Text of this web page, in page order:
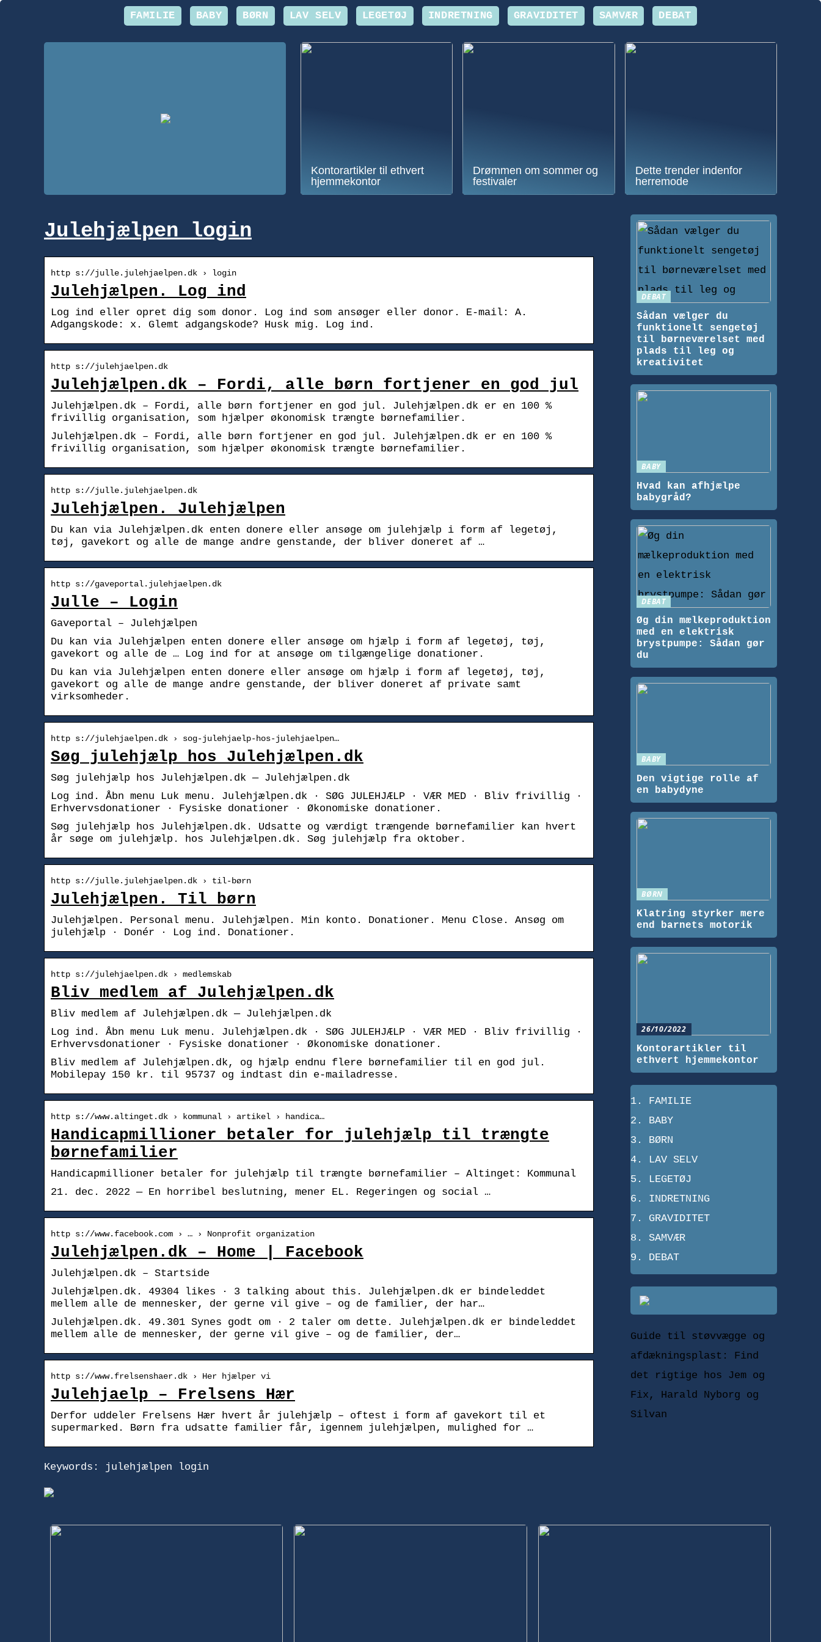
FAMILIE BABY BØRN LAV SELV LEGETØJ INDRETNING GRAVIDITET SAMVÆR DEBAT
Kontorartikler til ethvert
hjemmekontor
Drømmen om sommer og
festivaler
Dette trender indenfor
herremode
Julehjælpen login
http s://julle.julehjaelpen.dk › login
Julehjælpen. Log ind
Log ind eller opret dig som donor. Log ind som ansøger eller donor. E-mail: A.
Adgangskode: x. Glemt adgangskode? Husk mig. Log ind.
http s://julehjaelpen.dk
Julehjælpen.dk – Fordi, alle børn fortjener en god jul
Julehjælpen.dk – Fordi, alle børn fortjener en god jul. Julehjælpen.dk er en 100 %
frivillig organisation, som hjælper økonomisk trængte børnefamilier.
Julehjælpen.dk – Fordi, alle børn fortjener en god jul. Julehjælpen.dk er en 100 %
frivillig organisation, som hjælper økonomisk trængte børnefamilier.
http s://julle.julehjaelpen.dk
Julehjælpen. Julehjælpen
Du kan via Julehjælpen.dk enten donere eller ansøge om julehjælp i form af legetøj,
tøj, gavekort og alle de mange andre genstande, der bliver doneret af …
http s://gaveportal.julehjaelpen.dk
Julle – Login
Gaveportal – Julehjælpen
Du kan via Julehjælpen enten donere eller ansøge om hjælp i form af legetøj, tøj,
gavekort og alle de … Log ind for at ansøge om tilgængelige donationer.
Du kan via Julehjælpen enten donere eller ansøge om hjælp i form af legetøj, tøj,
gavekort og alle de mange andre genstande, der bliver doneret af private samt
virksomheder.
http s://julehjaelpen.dk › sog-julehjaelp-hos-julehjaelpen…
Søg julehjælp hos Julehjælpen.dk
Søg julehjælp hos Julehjælpen.dk — Julehjælpen.dk
Log ind. Åbn menu Luk menu. Julehjælpen.dk · SØG JULEHJÆLP · VÆR MED · Bliv frivillig ·
Erhvervsdonationer · Fysiske donationer · Økonomiske donationer.
Søg julehjælp hos Julehjælpen.dk. Udsatte og værdigt trængende børnefamilier kan hvert
år søge om julehjælp. hos Julehjælpen.dk. Søg julehjælp fra oktober.
http s://julle.julehjaelpen.dk › til-børn
Julehjælpen. Til børn
Julehjælpen. Personal menu. Julehjælpen. Min konto. Donationer. Menu Close. Ansøg om
julehjælp · Donér · Log ind. Donationer.
http s://julehjaelpen.dk › medlemskab
Bliv medlem af Julehjælpen.dk
Bliv medlem af Julehjælpen.dk — Julehjælpen.dk
Log ind. Åbn menu Luk menu. Julehjælpen.dk · SØG JULEHJÆLP · VÆR MED · Bliv frivillig ·
Erhvervsdonationer · Fysiske donationer · Økonomiske donationer.
Bliv medlem af Julehjælpen.dk, og hjælp endnu flere børnefamilier til en god jul.
Mobilepay 150 kr. til 95737 og indtast din e-mailadresse.
http s://www.altinget.dk › kommunal › artikel › handica…
Handicapmillioner betaler for julehjælp til trængte
børnefamilier
Handicapmillioner betaler for julehjælp til trængte børnefamilier – Altinget: Kommunal
21. dec. 2022 — En horribel beslutning, mener EL. Regeringen og social …
http s://www.facebook.com › … › Nonprofit organization
Julehjælpen.dk – Home | Facebook
Julehjælpen.dk – Startside
Julehjælpen.dk. 49304 likes · 3 talking about this. Julehjælpen.dk er bindeleddet
mellem alle de mennesker, der gerne vil give – og de familier, der har…
Julehjælpen.dk. 49.301 Synes godt om · 2 taler om dette. Julehjælpen.dk er bindeleddet
mellem alle de mennesker, der gerne vil give – og de familier, der…
http s://www.frelsenshaer.dk › Her hjælper vi
Julehjaelp – Frelsens Hær
Derfor uddeler Frelsens Hær hvert år julehjælp – oftest i form af gavekort til et
supermarked. Børn fra udsatte familier får, igennem julehjælpen, mulighed for …
Keywords: julehjælpen login
DEBAT
Sådan vælger du
funktionelt sengetøj
til børneværelset med
plads til leg og
kreativitet
BABY
Hvad kan afhjælpe
babygråd?
DEBAT
Øg din mælkeproduktion
med en elektrisk
brystpumpe: Sådan gør
du
BABY
Den vigtige rolle af
en babydyne
BØRN
Klatring styrker mere
end barnets motorik
26/10/2022
Kontorartikler til
ethvert hjemmekontor
FAMILIE
BABY
BØRN
LAV SELV
LEGETØJ
INDRETNING
GRAVIDITET
SAMVÆR
DEBAT
Guide til støvvægge og
afdækningsplast: Find
det rigtige hos Jem og
Fix, Harald Nyborg og
Silvan